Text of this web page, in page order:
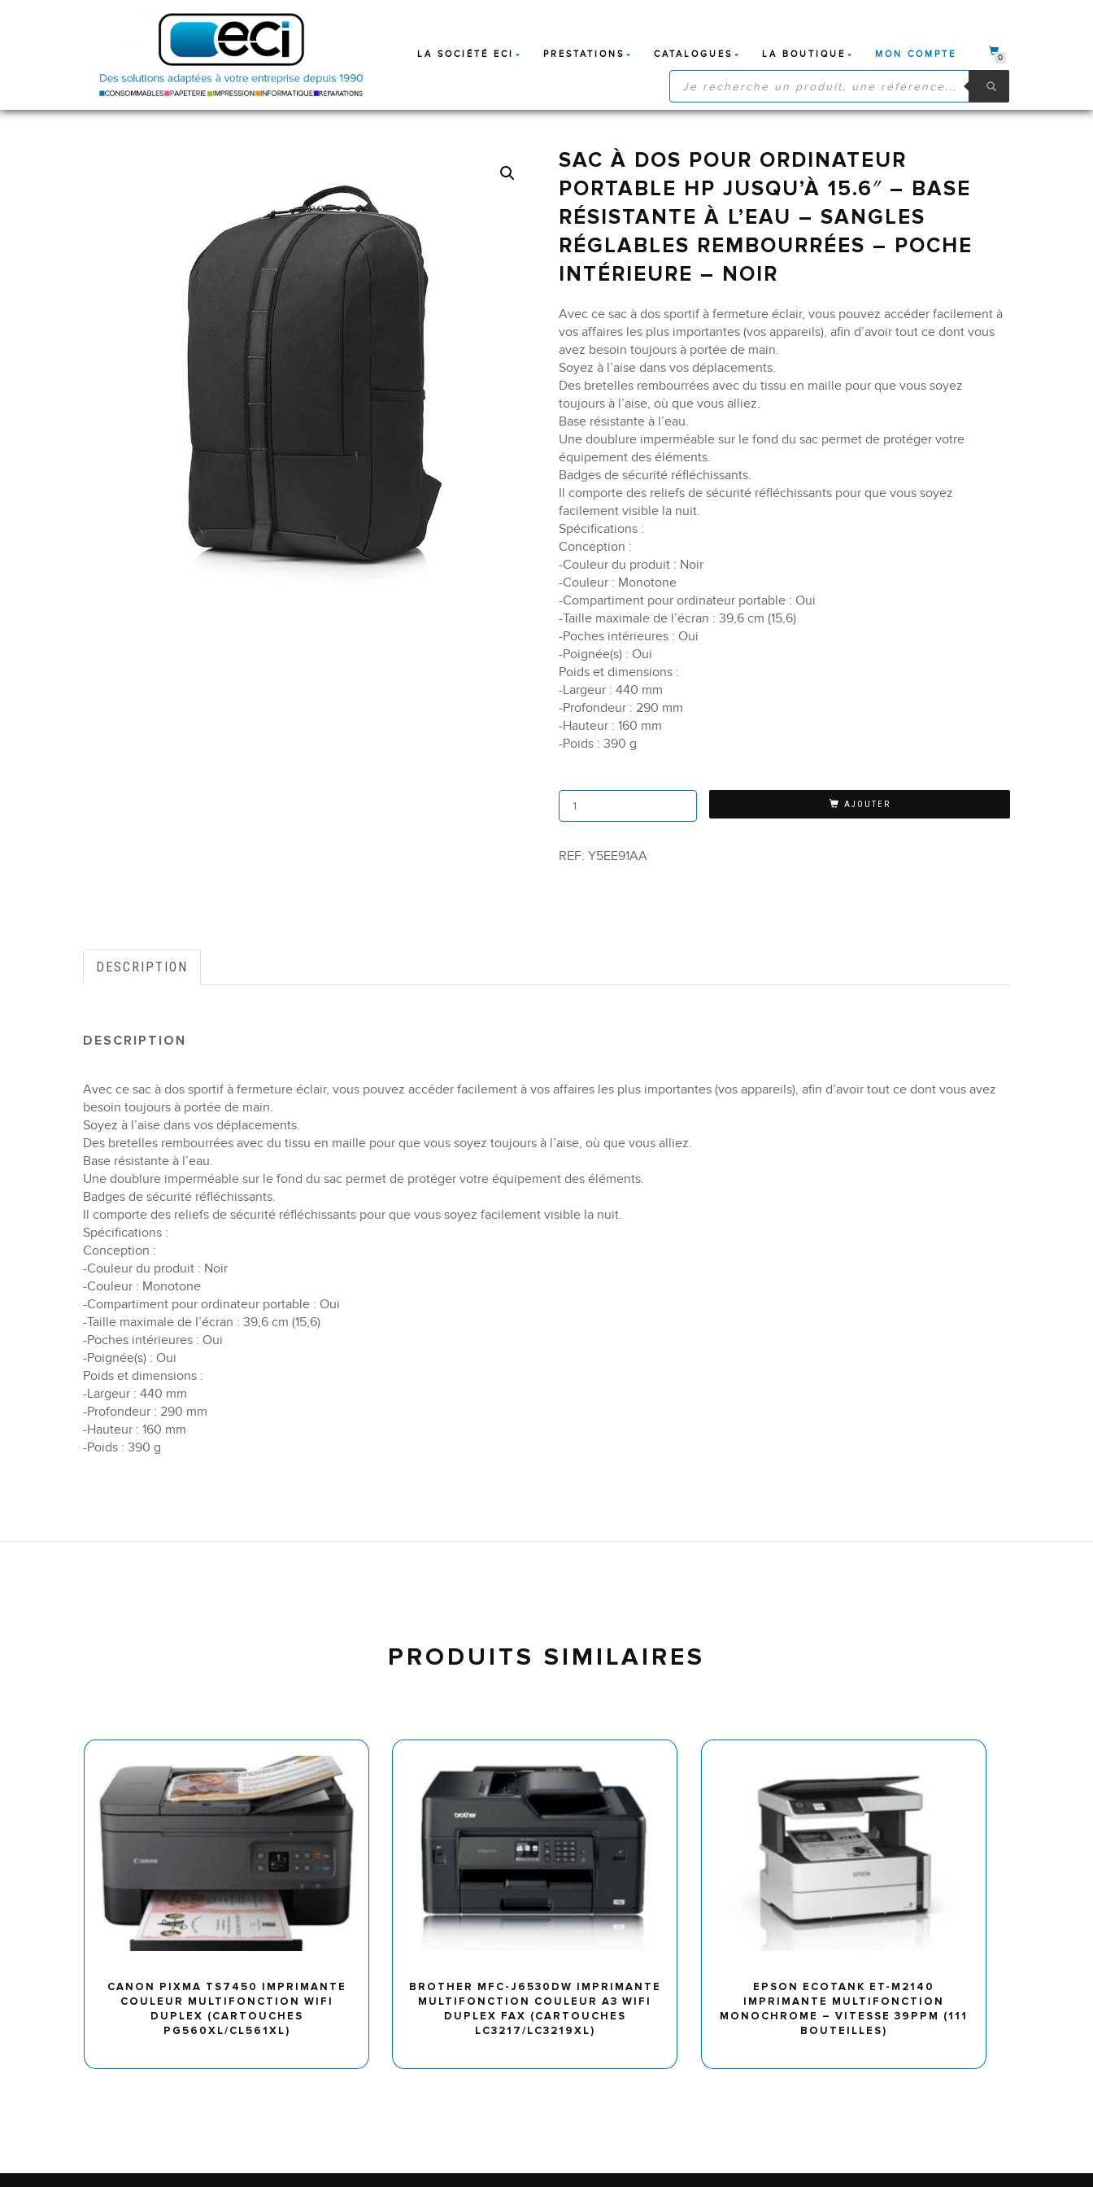
LA SOCIÉTÉ ECI PRESTATIONS CATALOGUES LA BOUTIQUE
MON COMPTE
RECHERCHE
DE
PRODUITS
0
SAC À DOS POUR ORDINATEUR
PORTABLE HP JUSQU’À 15.6″ – BASE
RÉSISTANTE À L’EAU – SANGLES
RÉGLABLES REMBOURRÉES – POCHE
INTÉRIEURE – NOIR
Avec ce sac à dos sportif à fermeture éclair, vous pouvez accéder facilement à
vos affaires les plus importantes (vos appareils), afin d’avoir tout ce dont vous
avez besoin toujours à portée de main.
Soyez à l’aise dans vos déplacements.
Des bretelles rembourrées avec du tissu en maille pour que vous soyez
toujours à l’aise, où que vous alliez.
Base résistante à l’eau.
Une doublure imperméable sur le fond du sac permet de protéger votre
équipement des éléments.
Badges de sécurité réfléchissants.
Il comporte des reliefs de sécurité réfléchissants pour que vous soyez
facilement visible la nuit.
Spécifications :
Conception :
-Couleur du produit : Noir
-Couleur : Monotone
-Compartiment pour ordinateur portable : Oui
-Taille maximale de l’écran : 39,6 cm (15,6)
-Poches intérieures : Oui
-Poignée(s) : Oui
Poids et dimensions :
-Largeur : 440 mm
-Profondeur : 290 mm
-Hauteur : 160 mm
-Poids : 390 g
AJOUTER
REF: Y5EE91AA
DESCRIPTION
DESCRIPTION
Avec ce sac à dos sportif à fermeture éclair, vous pouvez accéder facilement à vos affaires les plus importantes (vos appareils), afin d’avoir tout ce dont vous avez
besoin toujours à portée de main.
Soyez à l’aise dans vos déplacements.
Des bretelles rembourrées avec du tissu en maille pour que vous soyez toujours à l’aise, où que vous alliez.
Base résistante à l’eau.
Une doublure imperméable sur le fond du sac permet de protéger votre équipement des éléments.
Badges de sécurité réfléchissants.
Il comporte des reliefs de sécurité réfléchissants pour que vous soyez facilement visible la nuit.
Spécifications :
Conception :
-Couleur du produit : Noir
-Couleur : Monotone
-Compartiment pour ordinateur portable : Oui
-Taille maximale de l’écran : 39,6 cm (15,6)
-Poches intérieures : Oui
-Poignée(s) : Oui
Poids et dimensions :
-Largeur : 440 mm
-Profondeur : 290 mm
-Hauteur : 160 mm
-Poids : 390 g
PRODUITS SIMILAIRES
CANON PIXMA TS7450 IMPRIMANTE
COULEUR MULTIFONCTION WIFI
DUPLEX (CARTOUCHES
PG560XL/CL561XL)
BROTHER MFC-J6530DW IMPRIMANTE
MULTIFONCTION COULEUR A3 WIFI
DUPLEX FAX (CARTOUCHES
LC3217/LC3219XL)
EPSON ECOTANK ET-M2140
IMPRIMANTE MULTIFONCTION
MONOCHROME – VITESSE 39PPM (111
BOUTEILLES)